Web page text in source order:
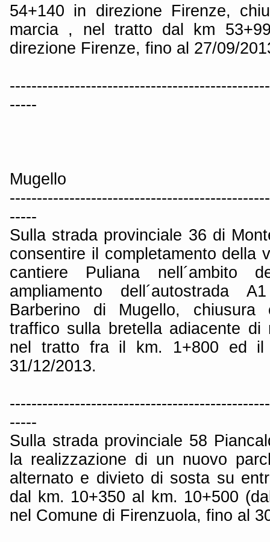
54+140 in direzione Firenze,
marcia , nel tratto dal km
direzione Firenze, fino al 27/09/
-----
Mugello
-----
Sulla strada provinciale 36 di
consentire il completamento della
cantiere Puliana nell´ambito
ampliamento dell´autostrada
Barberino di Mugello, chiusura
traffico sulla bretella adiacente di
nel tratto fra il km. 1+800 ed
31/12/2013.
-----
Sulla strada provinciale 58
la realizzazione di un nuovo
alternato e divieto di sosta su
dal km. 10+350 al km. 10+500
nel Comune di Firenzuola, fino al